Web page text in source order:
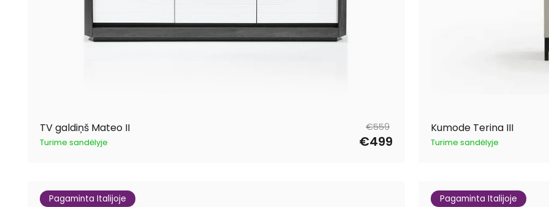
TV galdiņš Mateo II
Turime sandėlyje
Parastā
cena
€559
Pārdošanas
cena€499
Kumode Terina III
Turime sandėlyje
Pagaminta Italijoje Pagaminta Italijoje